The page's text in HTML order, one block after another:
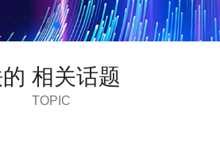
相关话题
TOPIC